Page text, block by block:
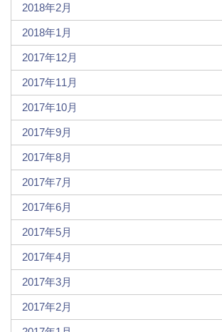
2018年2月
2018年1月
2017年12月
2017年11月
2017年10月
2017年9月
2017年8月
2017年7月
2017年6月
2017年5月
2017年4月
2017年3月
2017年2月